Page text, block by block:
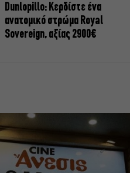
Dunlopillo: Κερδίστε ένα
ανατομικό στρώμα Royal
Sovereign, αξίας 2900€